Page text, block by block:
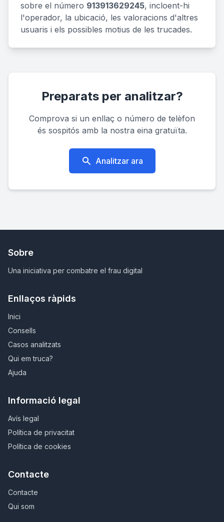
sobre el número 913913629245, incloent-hi
l'operador, la ubicació, les valoracions d'altres
usuaris i els possibles motius de les trucades.
Preparats per analitzar?
Comprova si un enllaç o número de telèfon
és sospitós amb la nostra eina gratuïta.
Analitzar ara
Sobre
Una iniciativa per combatre el frau digital
Enllaços ràpids
Inici
Consells
Casos analitzats
Qui em truca?
Ajuda
Informació legal
Avís legal
Política de privacitat
Política de cookies
Contacte
Contacte
Qui som